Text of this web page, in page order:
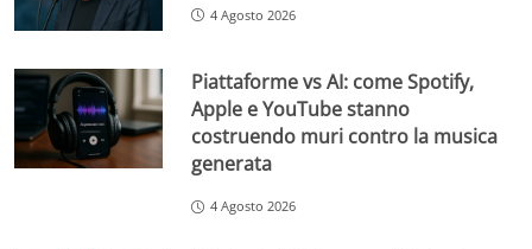
4 Agosto 2026
Piattaforme vs AI: come Spotify,
Apple e YouTube stanno
costruendo muri contro la musica
generata
4 Agosto 2026